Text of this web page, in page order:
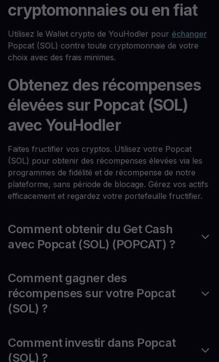
cryptomonnaies ou en fiat
Utilisez le Wallet crypto de YouHodler pour échanger
Popcat (SOL) contre toute cryptomonnaie de votre
choix avec des frais minimes.
Obtenez des récompenses
élevées sur Popcat (SOL)
avec YouHodler
Faites fructifier vos cryptos. Utilisez votre Popcat
(SOL) pour obtenir des récompenses élevées via les
programmes de fidélité et de récompense de notre
plateforme, sans période de blocage. Gérez vos actifs
efficacement et regardez votre portefeuille fructifier.
Comment obtenir du Get Cash
avec Popcat (SOL) (POPCAT) ?
Comment gagner des
récompenses sur votre Popcat
(SOL) ?
Comment investir dans Popcat
(SOL) ?